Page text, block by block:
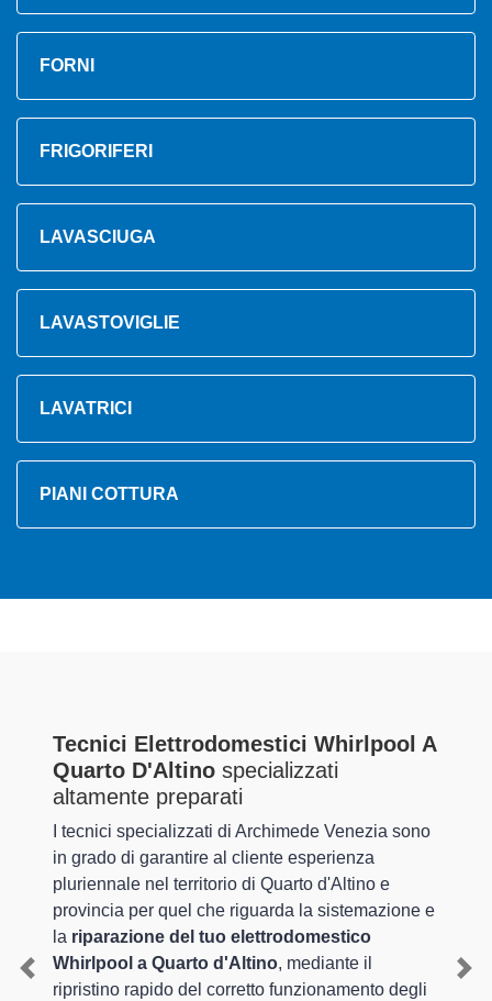
FORNI
FRIGORIFERI
LAVASCIUGA
LAVASTOVIGLIE
LAVATRICI
PIANI COTTURA
Tecnici Elettrodomestici Whirlpool A
Quarto D'Altino specializzati
altamente preparati
I tecnici specializzati di Archimede Venezia sono
in grado di garantire al cliente esperienza
pluriennale nel territorio di Quarto d'Altino e
provincia per quel che riguarda la sistemazione e
la riparazione del tuo elettrodomestico
Whirlpool a Quarto d'Altino, mediante il
ripristino rapido del corretto funzionamento degli
Previous